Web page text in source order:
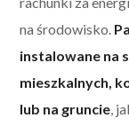
na środowisko.
instalowane na
mieszkalnych,
lub na gruncie,